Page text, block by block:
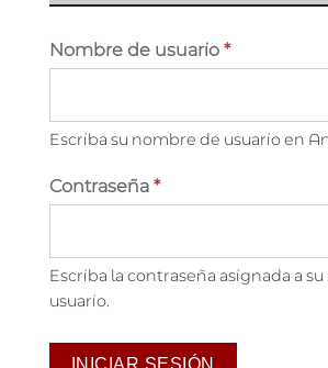
Nombre de usuario*
Escriba su nombre de usuario en
Contraseña*
Escriba la contraseña asignada a
usuario.